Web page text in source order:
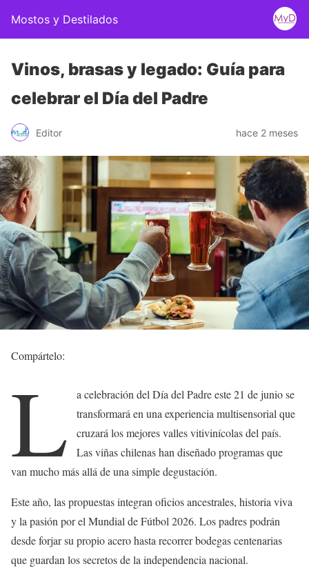
Mostos y Destilados
Vinos, brasas y legado: Guía para
celebrar el Día del Padre
Editor hace 2 meses
Compártelo:
L
a celebración del Día del Padre este 21 de junio se
transformará en una experiencia multisensorial que
cruzará los mejores valles vitivinícolas del país.
Las viñas chilenas han diseñado programas que
van mucho más allá de una simple degustación.
Este año, las propuestas integran oficios ancestrales, historia viva
y la pasión por el Mundial de Fútbol 2026. Los padres podrán
desde forjar su propio acero hasta recorrer bodegas centenarias
que guardan los secretos de la independencia nacional.